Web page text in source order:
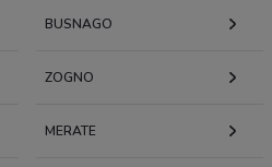
BUSNAGO
ZOGNO
MERATE